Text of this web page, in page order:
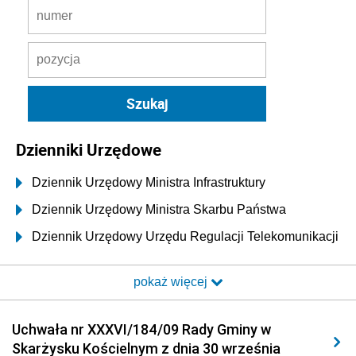
Dzienniki Urzędowe
Dziennik Urzędowy Ministra Infrastruktury
Dziennik Urzędowy Ministra Skarbu Państwa
Dziennik Urzędowy Urzędu Regulacji Telekomunikacji
Dziennik Urzędowy Ministra Transportu i Budownictwa
Elektronicznej
pokaż więcej
Uchwała nr XXXVI/184/09 Rady Gminy w
Skarżysku Kościelnym z dnia 30 września